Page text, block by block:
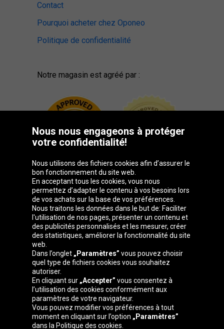
Contact
Pourquoi acheter chez Oponeo
Politique de confidentialité
Notre magasin est agréé par :
Groupe Oponeo
Česká
republika
Deutschland Éire España
France Italia Magyarország Nederland
Nous nous engageons à protéger
votre confidentialité!
Nous utilisons des fichiers cookies afin d’assurer le
bon fonctionnement du site web.
En acceptant tous les cookies, vous nous
permettez d’adapter le contenu à vos besoins lors
de vos achats sur la base de vos préférences.
Nous traitons les données dans le but de: Faciliter
l'utilisation de nos pages, présenter un contenu et
des publicités personnalisés et les mesurer, créer
des statistiques, améliorer la fonctionnalité du site
web.
Dans l’onglet „Paramètres” vous pouvez choisir
quel type de fichiers cookies vous souhaitez
autoriser.
En cliquant sur „Accepter” vous consentez à
l’utilisation des cookies conformément aux
paramètres de votre navigateur.
Vous pouvez modifier vos préférences à tout
moment en cliquant sur l’option „Paramètres”
dans la Politique des cookies.